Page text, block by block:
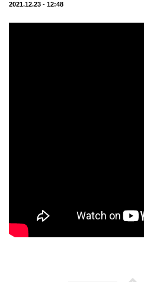
2021.12.23 - 12:48